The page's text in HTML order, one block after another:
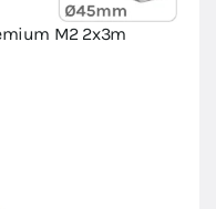
M2 2x3m